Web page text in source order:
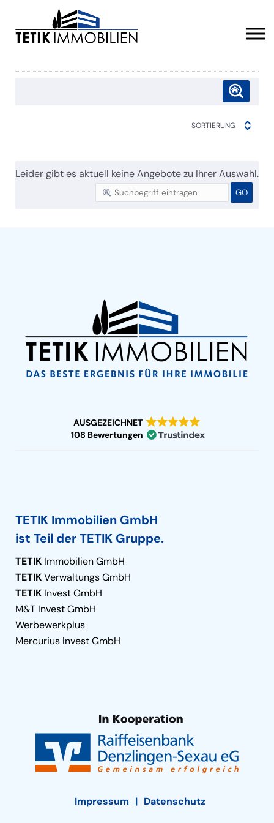
SORTIERUNG
Leider gibt es aktuell keine Angebote zu Ihrer Auswahl.
AUSGEZEICHNET
108 Bewertungen
TETIK Immobilien GmbH
ist Teil der TETIK Gruppe.
TETIK Immobilien GmbH
TETIKVerwaltungs GmbH
TETIK Invest GmbH
M&T Invest GmbH
Werbewerkplus
Mercurius Invest GmbH
Impressum Datenschutz